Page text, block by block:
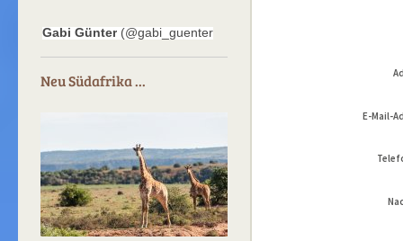
Gabi Günter (@gabi_guenter
Neu Südafrika ...
E-Mail-